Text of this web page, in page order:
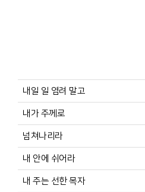
내일 일 염려 말고
내가 주께로
넘쳐나리라
내 안에 쉬어라
내 주는 선한 목자